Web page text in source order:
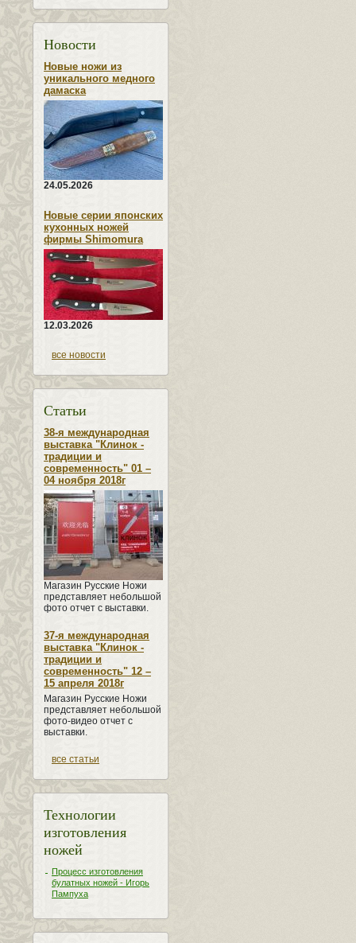
Новости
Новые ножи из
уникального медного
дамаска
24.05.2026
Новые серии японских
кухонных ножей
фирмы Shimomura
12.03.2026
все новости
Статьи
38-я международная
выставка "Клинок -
традиции и
современность" 01 –
04 ноября 2018г
Магазин Русские Ножи
представляет небольшой
фото отчет с выставки.
37-я международная
выставка "Клинок -
традиции и
современность" 12 –
15 апреля 2018г
Магазин Русские Ножи
представляет небольшой
фото-видео отчет с
выставки.
все статьи
Технологии
изготовления
ножей
Процесс изготовления
булатных ножей - Игорь
Пампуха